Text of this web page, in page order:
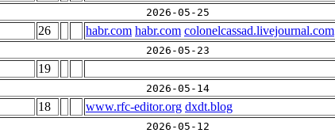
2026-05-25
26 habr.com habr.com colonelcassad.livejournal.com
2026-05-23
19
2026-05-14
18 www.rfc-editor.org dxdt.blog
2026-05-12